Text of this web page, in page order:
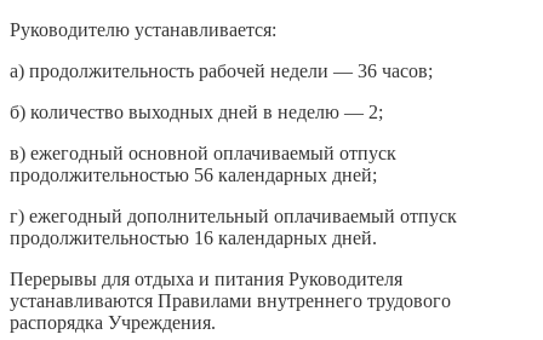
Руководителю устанавливается:
а) продолжительность рабочей недели — 36 часов;
б) количество выходных дней в неделю — 2;
в) ежегодный основной оплачиваемый отпуск
продолжительностью 56 календарных дней;
г) ежегодный дополнительный оплачиваемый отпуск
продолжительностью 16 календарных дней.
Перерывы для отдыха и питания Руководителя
устанавливаются Правилами внутреннего трудового
распорядка Учреждения.